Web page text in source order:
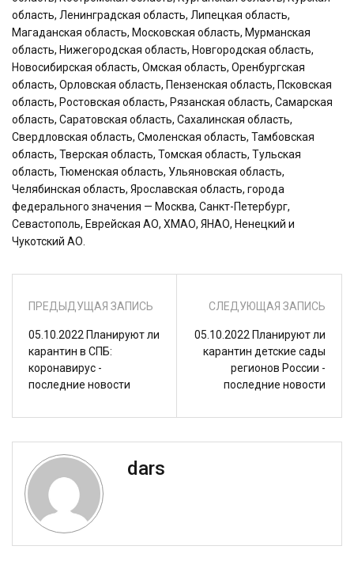
область, Ленинградская область, Липецкая область,
Магаданская область, Московская область, Мурманская
область, Нижегородская область, Новгородская область,
Новосибирская область, Омская область, Оренбургская
область, Орловская область, Пензенская область, Псковская
область, Ростовская область, Рязанская область, Самарская
область, Саратовская область, Сахалинская область,
Свердловская область, Смоленская область, Тамбовская
область, Тверская область, Томская область, Тульская
область, Тюменская область, Ульяновская область,
Челябинская область, Ярославская область, города
федерального значения — Москва, Санкт-Петербург,
Севастополь, Еврейская АО, ХМАО, ЯНАО, Ненецкий и
Чукотский АО.
ПРЕДЫДУЩАЯ ЗАПИСЬ
05.10.2022 Планируют ли
карантин в СПБ:
коронавирус -
последние новости
СЛЕДУЮЩАЯ ЗАПИСЬ
05.10.2022 Планируют ли
карантин детские сады
регионов России -
последние новости
dars